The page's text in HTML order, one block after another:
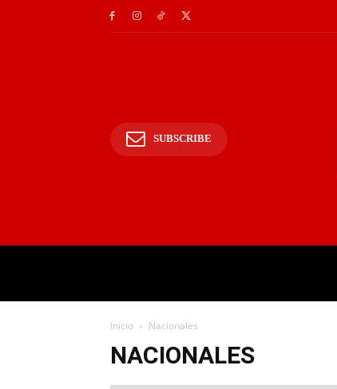
SUBSCRIBE
Inicio Nacionales
NACIONALES